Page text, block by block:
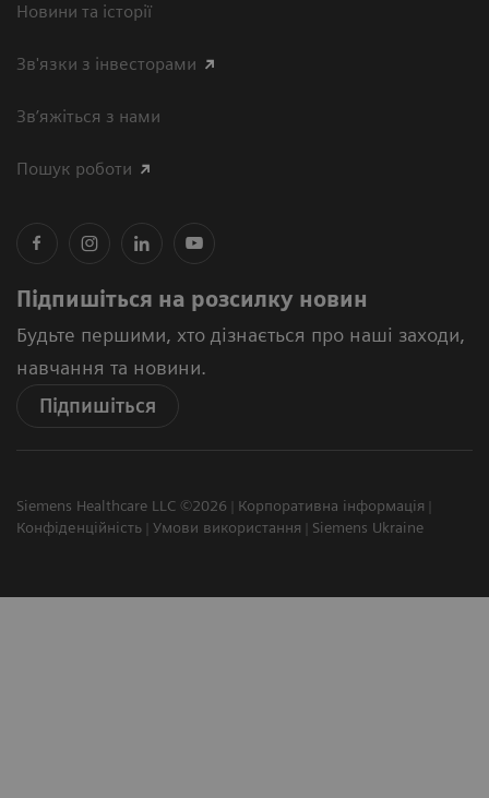
Новини та історії
Зв'язки з інвесторами
Зв’яжіться з нами
Пошук роботи
Підпишіться на розсилку новин
Будьте першими, хто дізнається про наші заходи,
навчання та новини.
Підпишіться
Siemens Healthcare LLC ©2026
Корпоративна інформація
Конфіденційність
Умови використання Siemens Ukraine